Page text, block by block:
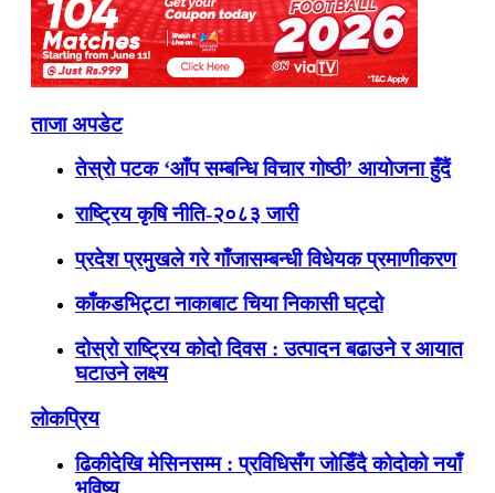
ताजा अपडेट
तेस्रो पटक ‘आँप सम्बन्धि विचार गोष्ठी’ आयोजना हुँदैं
राष्ट्रिय कृषि नीति-२०८३ जारी
प्रदेश प्रमुखले गरे गाँजासम्बन्धी विधेयक प्रमाणीकरण
काँकडभिट्टा नाकाबाट चिया निकासी घट्दो
दोस्रो राष्ट्रिय कोदो दिवस : उत्पादन बढाउने र आयात
घटाउने लक्ष्य
लोकप्रिय
ढिकीदेखि मेसिनसम्म : प्रविधिसँग जोडिँदै कोदोको नयाँ
भविष्य